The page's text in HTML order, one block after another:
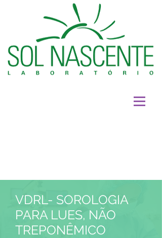
VDRL- SOROLOGIA
PARA LUES, NÃO
TREPONÊMICO